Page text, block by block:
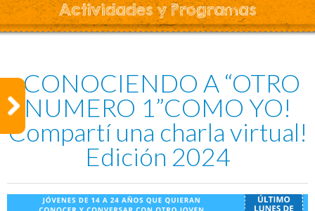
Actividades y Programas
¡CONOCIENDO A “OTRO
NUMERO 1”COMO YO!
Compartí una charla virtual!
Edición 2024